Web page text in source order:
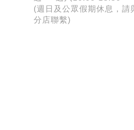
(週日及公眾假期休息，請
分店聯繫)